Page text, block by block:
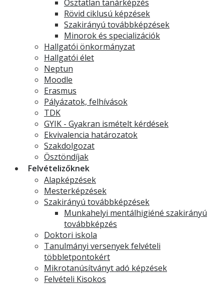
Osztatlan tanárképzés
Rövid ciklusú képzések
Szakirányú továbbképzések
Minorok és specializációk
Hallgatói önkormányzat
Hallgatói élet
Neptun
Moodle
Erasmus
Pályázatok, felhívások
TDK
GYIK - Gyakran ismételt kérdések
Ekvivalencia határozatok
Szakdolgozat
Ösztöndíjak
Felvételizőknek
Alapképzések
Mesterképzések
Szakirányú továbbképzések
Munkahelyi mentálhigiéné szakirányú
továbbképzés
Doktori iskola
Tanulmányi versenyek felvételi
többletpontokért
Mikrotanúsítványt adó képzések
Felvételi Kisokos